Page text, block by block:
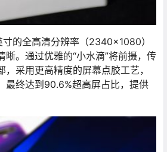
的全高清分辨率（2340×1080）
晰。通过优雅的“小水滴”将前摄，传
采用更高精度的屏幕点胶工艺，
最终达到90.6%超高屏占比，提供